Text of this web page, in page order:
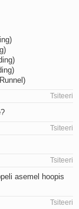
Tsiteeri
Tsiteeri
Tsiteeri
asemel hoopis
Tsiteeri